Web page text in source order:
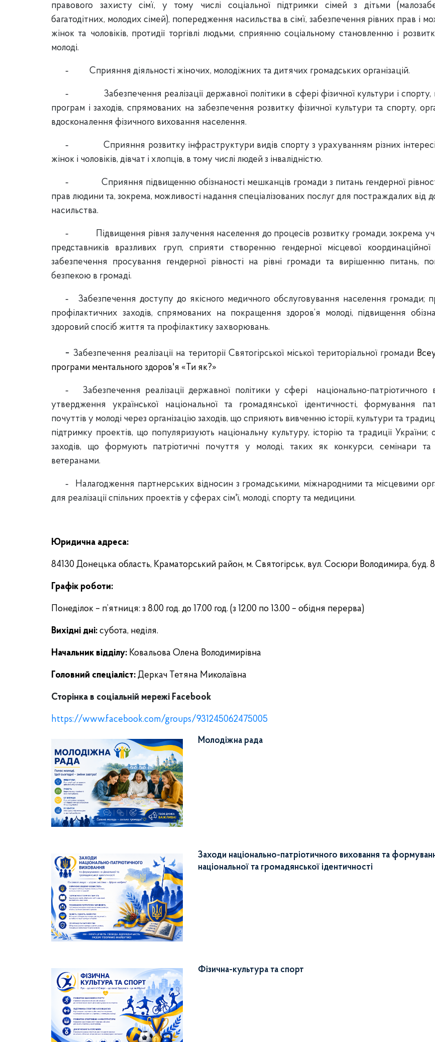
правового захисту сім’ї, у тому числі соціальної підтримки сімей з дітьми
багатодітних, молодих сімей), попередження насильства в сім’ї, забезпечення рівних прав і
жінок та чоловіків, протидії торгівлі людьми, сприянню соціальному становленню і
молоді.
- Сприяння діяльності жіночих, молодіжних та дитячих громадських організацій.
-
Забезпечення реалізації державної політики в сфері фізичної культури і
програм і заходів, спрямованих на забезпечення розвитку фізичної культури та спорту,
вдосконалення фізичного виховання населення.
-
Сприяння розвитку інфраструктури видів спорту з урахуванням різних
жінок і чоловіків, дівчат і хлопців, в тому числі людей з інвалідністю.
-
Сприяння підвищенню обізнаності мешканців громади з питань гендерної
прав людини та, зокрема, можливості надання спеціалізованих послуг для постраждалих від
насильства.
-
Підвищення рівня залучення населення до процесів розвитку громади, зокрема
представників вразливих груп, сприяти створенню гендерної місцевої
забезпечення просування гендерної рівності на рівні громади та вирішенню питань,
безпекою в громаді.
-
Забезпечення доступу до якісного медичного обслуговування населення громади;
профілактичних заходів, спрямованих на покращення здоров’я молоді, підвищення
здоровий спосіб життя та профілактику захворювань.
- Забезпечення реалізації на території Святогірської міської територіальної громади
програми ментального здоров'я «Ти як?»
- Забезпечення реалізації державної політики у сфері
національно-патріотичного
утвердження української національної та громадянської ідентичності, формування
почуттів у молоді через організацію заходів, що сприяють вивченню історії, культури та
підтримку проектів, що популяризують національну культуру, історію та традиції України;
заходів, що формують патріотичні почуття у молоді, таких як конкурси, семінари та
ветеранами.
-
Налагодження партнерських відносин з громадськими, міжнародними та місцевими
для реалізації спільних проектів у сферах сім'ї, молоді, спорту та медицини.
Юридична адреса:
84130 Донецька область, Краматорський район, м. Святогірськ, вул. Сосюри Володимира, буд.
Графік роботи:
Понеділок – п’ятниця: з 8.00 год. до 17.00 год. (з 12.00 по 13.00 – обідня перерва)
Вихідні дні: субота, неділя.
Начальник відділу: Ковальова Олена Володимирівна
Головний спеціаліст: Деркач Тетяна Миколаївна
Сторінка в соціальній мережі Facebook
https://www.facebook.com/groups/931245062475005
Молодіжна рада
Заходи національно-патріотичного виховання та
національної та громадянської ідентичності
Фізична-культура та спорт